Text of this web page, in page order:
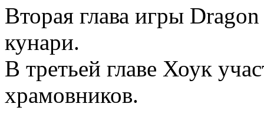
Вторая глава игры
кунари.
В третьей главе Хоук
храмовников.